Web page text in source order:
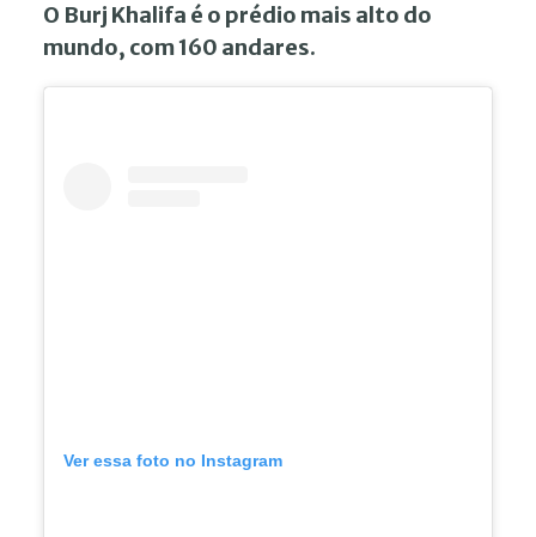
O Burj Khalifa é o prédio mais alto do
mundo, com 160 andares.
Ver essa foto no Instagram